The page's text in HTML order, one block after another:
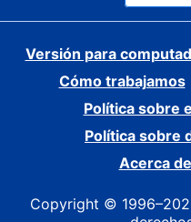
Versión para
Cómo trabajamos
Política sobre
Política sobre
Acerca
Copyright ©